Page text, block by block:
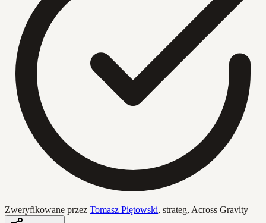
Zweryfikowane przez Tomasz Piętowski, strateg, Across Gravity